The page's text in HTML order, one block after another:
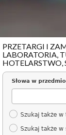
PRZETARGI I
LABORATORIA,
Słowa w
Szukaj także w
Szukaj także w